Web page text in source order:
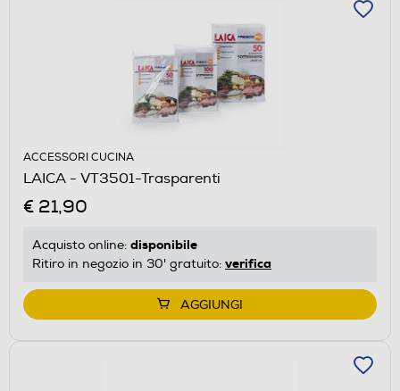
ACCESSORI CUCINA
LAICA - VT3501-Trasparenti
€ 21,90
Acquisto online: disponibile
Ritiro in negozio in 30' gratuito: verifica
AGGIUNGI